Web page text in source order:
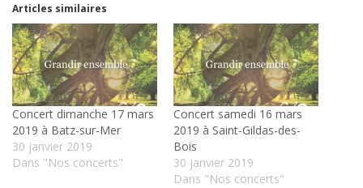
Articles similaires
Concert dimanche 17 mars
2019 à Batz-sur-Mer
30 janvier 2019
Dans "Nos concerts"
Concert samedi 16 mars
2019 à Saint-Gildas-des-
Bois
30 janvier 2019
Dans "Nos concerts"